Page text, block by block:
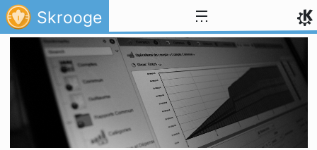
Ir para o conteúdo
Skrooge